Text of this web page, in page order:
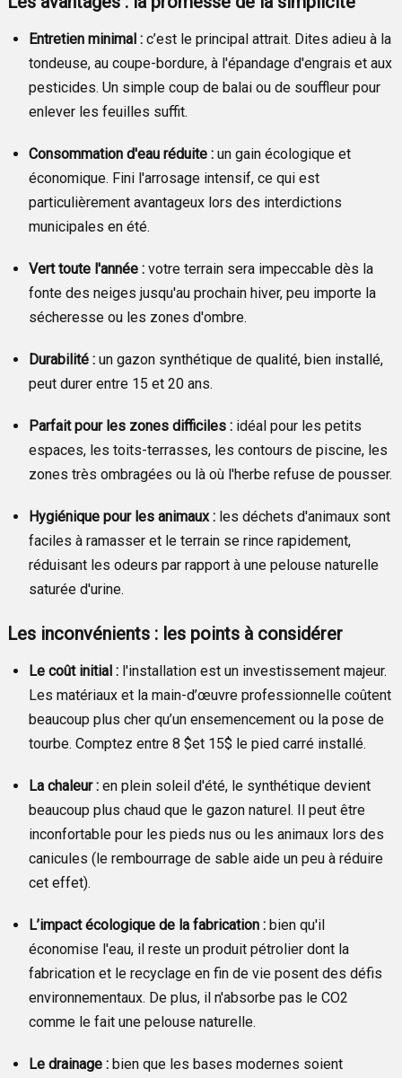
Entretien minimal : c’est le principal attrait. Dites adieu à la
tondeuse, au coupe-bordure, à l'épandage d'engrais et aux
pesticides. Un simple coup de balai ou de souffleur pour
enlever les feuilles suffit.
Consommation d'eau réduite : un gain écologique et
économique. Fini l'arrosage intensif, ce qui est
particulièrement avantageux lors des interdictions
municipales en été.
Vert toute l'année : votre terrain sera impeccable dès la
fonte des neiges jusqu'au prochain hiver, peu importe la
sécheresse ou les zones d'ombre.
Durabilité : un gazon synthétique de qualité, bien installé,
peut durer entre 15 et 20 ans.
Parfait pour les zones difficiles : idéal pour les petits
espaces, les toits-terrasses, les contours de piscine, les
zones très ombragées ou là où l'herbe refuse de pousser.
Hygiénique pour les animaux : les déchets d'animaux sont
faciles à ramasser et le terrain se rince rapidement,
réduisant les odeurs par rapport à une pelouse naturelle
saturée d'urine.
Les inconvénients : les points à considérer
Le coût initial : l'installation est un investissement majeur.
Les matériaux et la main-d’œuvre professionnelle coûtent
beaucoup plus cher qu’un ensemencement ou la pose de
tourbe. Comptez entre 8 $et 15$ le pied carré installé.
La chaleur : en plein soleil d'été, le synthétique devient
beaucoup plus chaud que le gazon naturel. Il peut être
inconfortable pour les pieds nus ou les animaux lors des
canicules (le rembourrage de sable aide un peu à réduire
cet effet).
L’impact écologique de la fabrication : bien qu'il
économise l'eau, il reste un produit pétrolier dont la
fabrication et le recyclage en fin de vie posent des défis
environnementaux. De plus, il n'absorbe pas le CO2
comme le fait une pelouse naturelle.
Le drainage : bien que les bases modernes soient